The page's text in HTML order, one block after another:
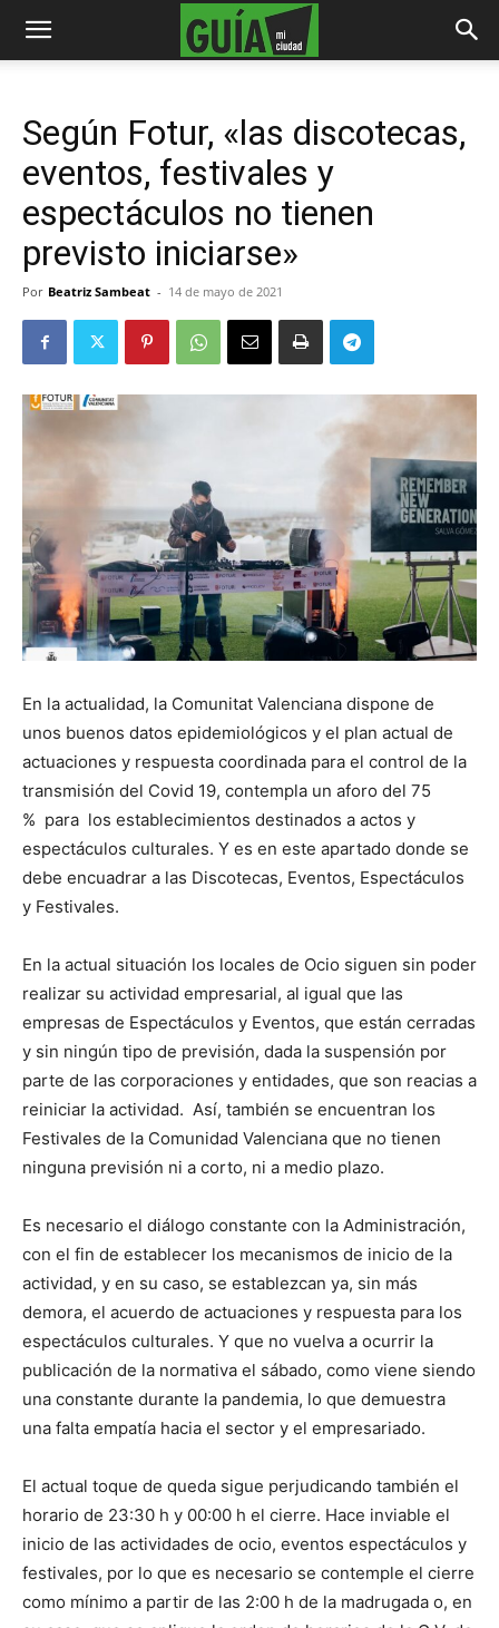
Según Fotur, «las discotecas,
eventos, festivales y
espectáculos no tienen
previsto iniciarse»
Por Beatriz Sambeat - 14 de mayo de 2021
En la actualidad, la Comunitat Valenciana dispone de
unos buenos datos epidemiológicos y el plan actual de
actuaciones y respuesta coordinada para el control de la
transmisión del Covid 19, contempla un aforo del 75
% para los establecimientos destinados a actos y
espectáculos culturales. Y es en este apartado donde se
debe encuadrar a las Discotecas, Eventos, Espectáculos
y Festivales.
En la actual situación los locales de Ocio siguen sin poder
realizar su actividad empresarial, al igual que las
empresas de Espectáculos y Eventos, que están cerradas
y sin ningún tipo de previsión, dada la suspensión por
parte de las corporaciones y entidades, que son reacias a
reiniciar la actividad. Así, también se encuentran los
Festivales de la Comunidad Valenciana que no tienen
ninguna previsión ni a corto, ni a medio plazo.
Es necesario el diálogo constante con la Administración,
con el fin de establecer los mecanismos de inicio de la
actividad, y en su caso, se establezcan ya, sin más
demora, el acuerdo de actuaciones y respuesta para los
espectáculos culturales. Y que no vuelva a ocurrir la
publicación de la normativa el sábado, como viene siendo
una constante durante la pandemia, lo que demuestra
una falta empatía hacia el sector y el empresariado.
El actual toque de queda sigue perjudicando también el
horario de 23:30 h y 00:00 h el cierre. Hace inviable el
inicio de las actividades de ocio, eventos espectáculos y
festivales, por lo que es necesario se contemple el cierre
como mínimo a partir de las 2:00 h de la madrugada o, en